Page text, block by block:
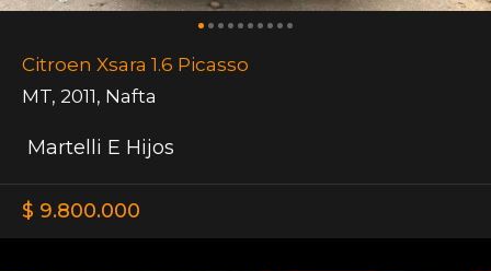
Citroen Xsara 1.6 Picasso
MT, 2011, Nafta
Martelli E Hijos
$ 9.800.000